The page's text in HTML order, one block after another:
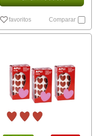
favoritos Comparar